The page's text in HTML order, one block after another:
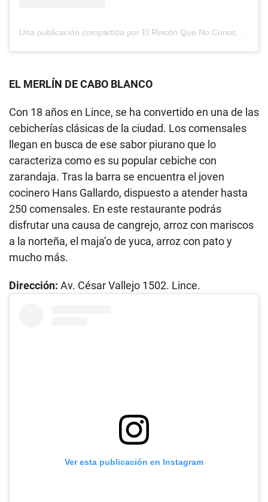
Una publicación compartida por El Rincón Que No Conoces de Teresa Izquierdo (@elrinconquenoconocespe)
EL MERLÍN DE CABO BLANCO
Con 18 años en Lince, se ha convertido en una de las
cebicherías clásicas de la ciudad. Los comensales
llegan en busca de ese sabor piurano que lo
caracteriza como es su popular cebiche con
zarandaja. Tras la barra se encuentra el joven
cocinero Hans Gallardo, dispuesto a atender hasta
250 comensales. En este restaurante podrás
disfrutar una causa de cangrejo, arroz con mariscos
a la norteña, el maja’o de yuca, arroz con pato y
mucho más.
Dirección: Av. César Vallejo 1502. Lince.
Ver esta publicación en Instagram